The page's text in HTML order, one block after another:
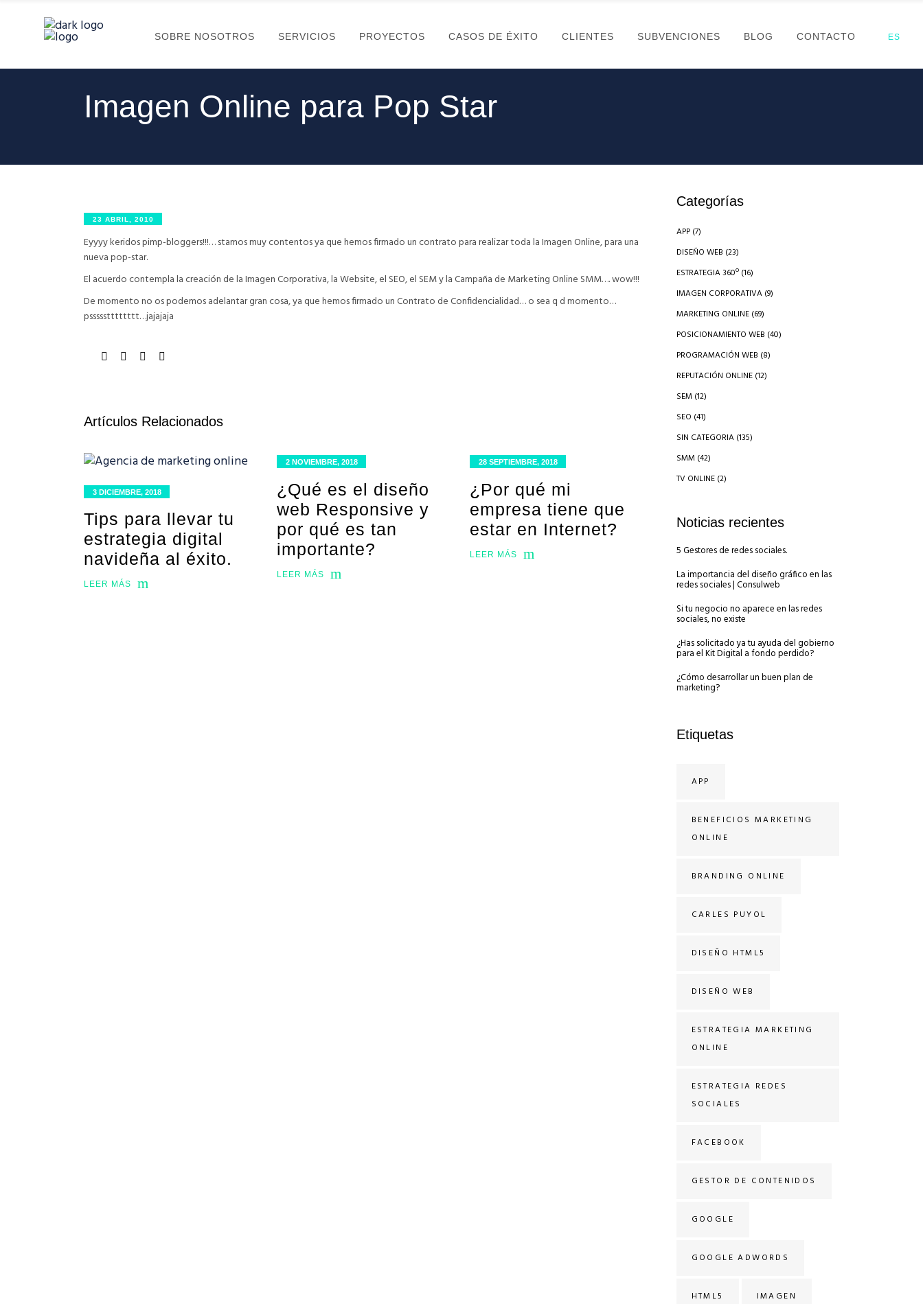
SOBRE NOSOTROS SERVICIOS PROYECTOS CASOS DE ÉXITO CLIENTES SUBVENCIONES BLOG CONTACTO ES
Imagen Online para Pop Star
23 ABRIL, 2010
Eyyyy keridos pimp-bloggers!!!… stamos muy contentos ya que hemos firmado un contrato para realizar toda la Imagen Online, para una
nueva pop-star.
El acuerdo contempla la creación de la Imagen Corporativa, la Website, el SEO, el SEM y la Campaña de Marketing Online SMM…. wow!!!
De momento no os podemos adelantar gran cosa, ya que hemos firmado un Contrato de Confidencialidad… o sea q d momento…
pssssstttttttt…jajajaja
Artículos Relacionados
3 DICIEMBRE, 2018
Tips para llevar tu
estrategia digital
navideña al éxito.
LEER MÁS
2 NOVIEMBRE, 2018
¿Qué es el diseño
web Responsive y
por qué es tan
importante?
LEER MÁS
28 SEPTIEMBRE, 2018
¿Por qué mi
empresa tiene que
estar en Internet?
LEER MÁS
Categorías
APP(7)
DISEÑO WEB (23)
ESTRATEGIA 360º(16)
IMAGEN CORPORATIVA(9)
MARKETING ONLINE(69)
POSICIONAMIENTO WEB (40)
PROGRAMACIÓN WEB (8)
REPUTACIÓN ONLINE(12)
SEM(12)
SEO (41)
SIN CATEGORIA(135)
SMM(42)
TV ONLINE(2)
Noticias recientes
5 Gestores de redes sociales.
La importancia del diseño gráfico en las
redes sociales | Consulweb
Si tu negocio no aparece en las redes
sociales, no existe
¿Has solicitado ya tu ayuda del gobierno
para el Kit Digital a fondo perdido?
¿Cómo desarrollar un buen plan de
marketing?
Etiquetas
APP
BENEFICIOS MARKETING
ONLINE
BRANDING ONLINE
CARLES PUYOL
DISEÑO HTML5
DISEÑO WEB
ESTRATEGIA MARKETING
ONLINE
ESTRATEGIA REDES
SOCIALES
FACEBOOK
GESTOR DE CONTENIDOS
GOOGLE
GOOGLE ADWORDS
HTML5 IMAGEN